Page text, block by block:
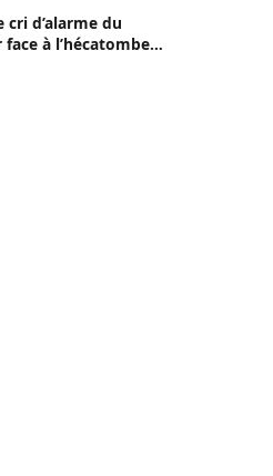
cri d’alarme du
à l’hécatombe